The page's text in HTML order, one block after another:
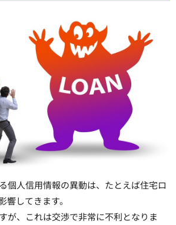
個人信用情報の異動は、たとえば住宅ロ
響してきます。
が、これは交渉で非常に不利となりま